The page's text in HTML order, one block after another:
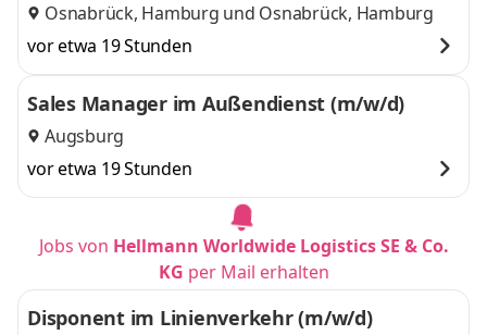
Osnabrück, Hamburg und Osnabrück, Hamburg
vor etwa 19 Stunden
Sales Manager im Außendienst (m/w/d)
Augsburg
vor etwa 19 Stunden
Jobs von Hellmann Worldwide Logistics SE & Co.
KG per Mail erhalten
Disponent im Linienverkehr (m/w/d)